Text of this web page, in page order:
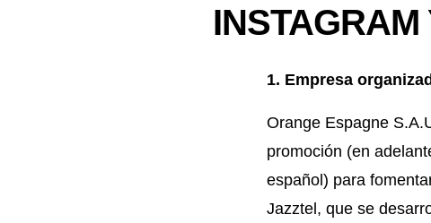
1. Empresa
Orange Espagne
promoción (en
español) para
Jazztel, que se